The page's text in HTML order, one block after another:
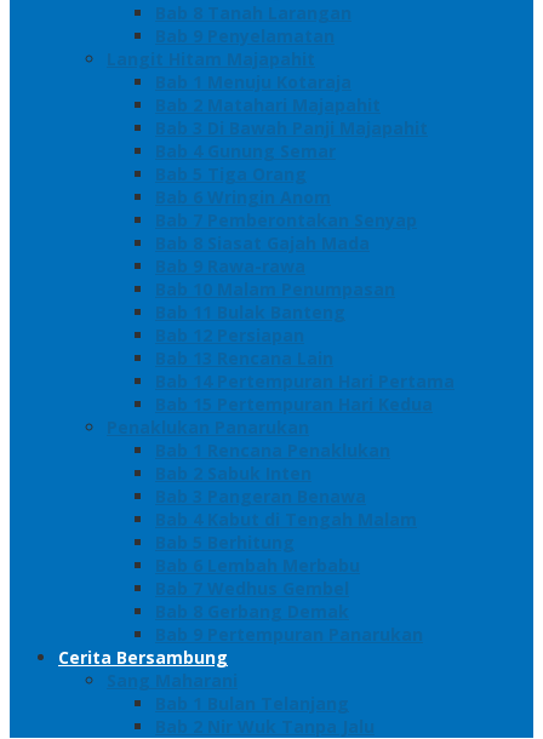
Bab 8 Tanah Larangan
Bab 9 Penyelamatan
Langit Hitam Majapahit
Bab 1 Menuju Kotaraja
Bab 2 Matahari Majapahit
Bab 3 Di Bawah Panji Majapahit
Bab 4 Gunung Semar
Bab 5 Tiga Orang
Bab 6 Wringin Anom
Bab 7 Pemberontakan Senyap
Bab 8 Siasat Gajah Mada
Bab 9 Rawa-rawa
Bab 10 Malam Penumpasan
Bab 11 Bulak Banteng
Bab 12 Persiapan
Bab 13 Rencana Lain
Bab 14 Pertempuran Hari Pertama
Bab 15 Pertempuran Hari Kedua
Penaklukan Panarukan
Bab 1 Rencana Penaklukan
Bab 2 Sabuk Inten
Bab 3 Pangeran Benawa
Bab 4 Kabut di Tengah Malam
Bab 5 Berhitung
Bab 6 Lembah Merbabu
Bab 7 Wedhus Gembel
Bab 8 Gerbang Demak
Bab 9 Pertempuran Panarukan
Cerita Bersambung
Sang Maharani
Bab 1 Bulan Telanjang
Bab 2 Nir Wuk Tanpa Jalu